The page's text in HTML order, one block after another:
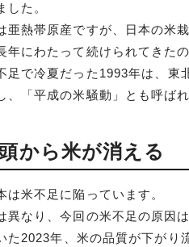
した。
亜熱帯原産ですが、日本の米
年にわたって続けられてきたの
足で冷夏だった1993年は、東
、「平成の米騒動」とも呼ばれ
から米が消える
は米不足に陥っています。
異なり、今回の米不足の原因
た2023年、米の品質が下がり